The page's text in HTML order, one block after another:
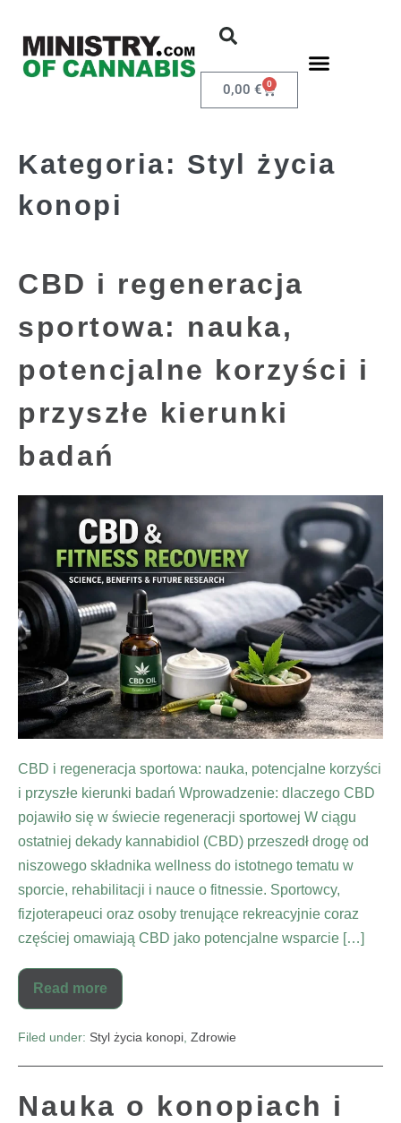
0,00 € 0
Kategoria: Styl życia
konopi
CBD i regeneracja
sportowa: nauka,
potencjalne korzyści i
przyszłe kierunki
badań
CBD i regeneracja sportowa: nauka, potencjalne korzyści
i przyszłe kierunki badań Wprowadzenie: dlaczego CBD
pojawiło się w świecie regeneracji sportowej W ciągu
ostatniej dekady kannabidiol (CBD) przeszedł drogę od
niszowego składnika wellness do istotnego tematu w
sporcie, rehabilitacji i nauce o fitnessie. Sportowcy,
fizjoterapeuci oraz osoby trenujące rekreacyjnie coraz
częściej omawiają CBD jako potencjalne wsparcie […]
Read more
Filed under: Styl życia konopi Zdrowie
Nauka o konopiach i